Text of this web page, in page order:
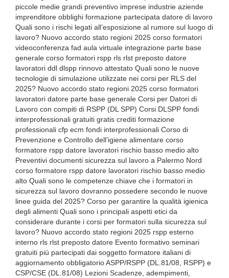
piccole medie grandi preventivo imprese industrie aziende
imprenditore obblighi formazione partecipata datore di lavoro
Quali sono i rischi legati all’esposizione al rumore sul luogo di
lavoro? Nuovo accordo stato regioni 2025 corso formatori
videoconferenza fad aula virtuale integrazione parte base
generale corso formatori rspp rls rlst preposto datore
lavoratori ddl dlspp rinnovo attestato Quali sono le nuove
tecnologie di simulazione utilizzate nei corsi per RLS del
2025? Nuovo accordo stato regioni 2025 corso formatori
lavoratori datore parte base generale Corsi per Datori di
Lavoro con compiti di RSPP (DL SPP) Corsi DLSPP fondi
interprofessionali gratuiti gratis crediti formazione
professionali cfp ecm fondi interprofessionali Corso di
Prevenzione e Controllo dell’igiene alimentare corso
formatore rspp datore lavoratori rischio basso medio alto
Preventivi documenti sicurezza sul lavoro a Palermo Nord
corso formatore rspp datore lavoratori rischio basso medio
alto Quali sono le competenze chiave che i formatori in
sicurezza sul lavoro dovranno possedere secondo le nuove
linee guida del 2025? Corso per garantire la qualità igienica
degli alimenti Quali sono i principali aspetti etici da
considerare durante i corsi per formatori sulla sicurezza sul
lavoro? Nuovo accordo stato regioni 2025 rspp esterno
interno rls rlst preposto datore Evento formativo seminari
gratuiti più partecipati dai soggetto formatore italiani di
aggiornamento obbligatorio ASPP/RSPP (DL.81/08, RSPP) e
CSP/CSE (DL.81/08) Lezioni Scadenze, adempimenti,